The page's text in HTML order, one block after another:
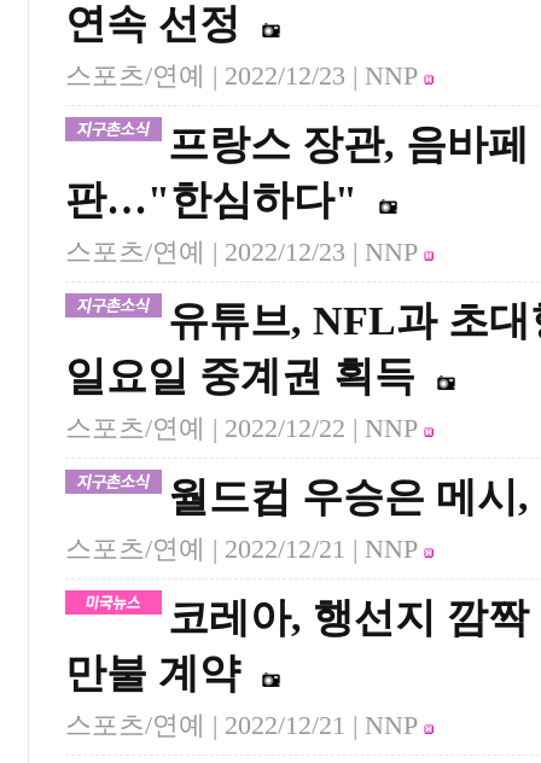
연속 선정
스포츠/연예 | 2022/12/23 | NNP
프랑스 장관, 음바
판…"한심하다"
스포츠/연예 | 2022/12/23 | NNP
유튜브, NFL과 초
일요일 중계권 획득
스포츠/연예 | 2022/12/22 | NNP
월드컵 우승은 메시
스포츠/연예 | 2022/12/21 | NNP
코레아, 행선지 깜
만불 계약
스포츠/연예 | 2022/12/21 | NNP